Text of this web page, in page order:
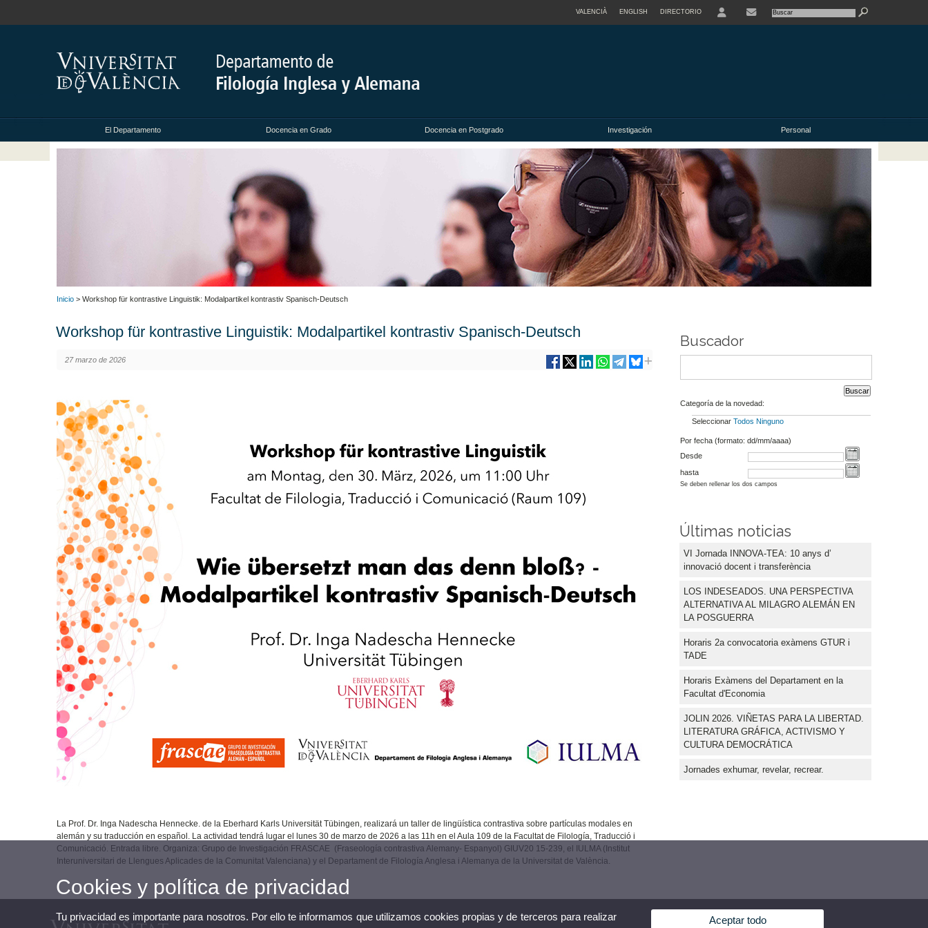
VALENCIÀ ENGLISH DIRECTORIO
El Departamento Docencia en Grado Docencia en Postgrado Investigación Personal
Inicio > Workshop für kontrastive Linguistik: Modalpartikel kontrastiv Spanisch-Deutsch
Workshop für kontrastive Linguistik: Modalpartikel kontrastiv Spanisch-Deutsch
27 marzo de 2026
La Prof. Dr. Inga Nadescha Hennecke. de la Eberhard Karls Universität Tübingen, realizará un taller de lingüística contrastiva sobre partículas modales en
alemán y su traducción en español. La actividad tendrá lugar el lunes 30 de marzo de 2026 a las 11h en el Aula 109 de la Facultat de Filología, Traducció i
Comunicació. Entrada libre. Organiza: Grupo de Investigación FRASCAE (Fraseología contrastiva Alemany- Espanyol) GIUV20 15-239, el IULMA (Institut
Interuniversitari de Llengues Aplicades de la Comunitat Valenciana) y el Departament de Filología Anglesa i Alemanya de la Universitat de València.
Buscador
Categoría de la novedad:
Seleccionar Todos Ninguno
Por fecha (formato: dd/mm/aaaa)
Desde
hasta
Se deben rellenar los dos campos
Últimas noticias
VI Jornada INNOVA-TEA: 10 anys d’
innovació docent i transferència
LOS INDESEADOS. UNA PERSPECTIVA
ALTERNATIVA AL MILAGRO ALEMÁN EN
LA POSGUERRA
Horaris 2a convocatoria exàmens GTUR i
TADE
Horaris Exàmens del Departament en la
Facultat d'Economia
JOLIN 2026. VIÑETAS PARA LA LIBERTAD.
LITERATURA GRÁFICA, ACTIVISMO Y
CULTURA DEMOCRÁTICA
Jornades exhumar, revelar, recrear.
Cookies y política de privacidad
Tu privacidad es importante para nosotros. Por ello te informamos que utilizamos cookies propias y de terceros para realizar
Aceptar todo